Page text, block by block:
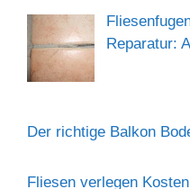
Reparatur:
Der richtige Balkon
Fliesen verlegen